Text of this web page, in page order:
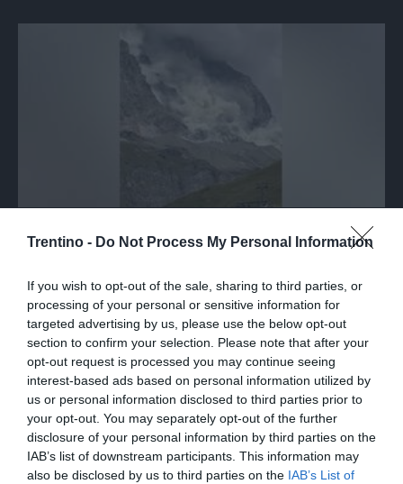
Trentino - Do Not Process My Personal Information
If you wish to opt-out of the sale, sharing to third parties, or
processing of your personal or sensitive information for
targeted advertising by us, please use the below opt-out
section to confirm your selection. Please note that after your
opt-out request is processed you may continue seeing
interest-based ads based on personal information utilized by
us or personal information disclosed to third parties prior to
your opt-out. You may separately opt-out of the further
disclosure of your personal information by third parties on the
IAB’s list of downstream participants. This information may
also be disclosed by us to third parties on the IAB’s List of
Cervino, frana sulla parete sud: nessuna